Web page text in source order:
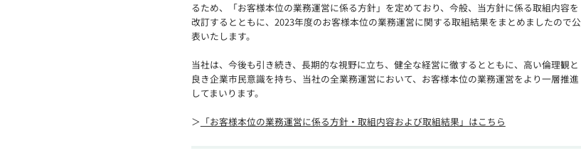
るため、「お客様本位の業務運営に係る方針」を定めており、今般、当方針に係る取組内容を
改訂するとともに、2023年度のお客様本位の業務運営に関する取組結果をまとめましたので公
表いたします。
当社は、今後も引き続き、長期的な視野に立ち、健全な経営に徹するとともに、高い倫理観と
良き企業市民意識を持ち、当社の全業務運営において、お客様本位の業務運営をより一層推進
してまいります。
＞ 「お客様本位の業務運営に係る方針・取組内容および取組結果」はこちら